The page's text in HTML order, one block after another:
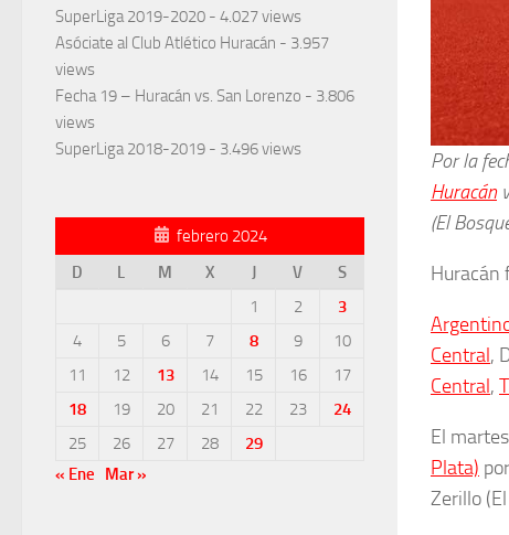
Por la
Huracán
(El
Huracán
Central,
Central,
El
Plata)
Zerillo
SuperLiga 2019-2020 - 4.027 views
Asóciate al Club Atlético Huracán - 3.957
views
Fecha 19 – Huracán vs. San Lorenzo - 3.806
views
SuperLiga 2018-2019 - 3.496 views
febrero 2024
D
L M X J V
S
1
2
3
4
5 6 7 8 9
10
11
12 13 14 15 16
17
18
19 20 21 22 23
24
25
26 27 28
29
« Ene
Mar »